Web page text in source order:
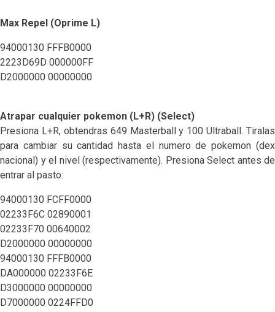
Max Repel (Oprime L)
94000130 FFFB0000
2223D69D 000000FF
D2000000 00000000
Atrapar cualquier pokemon (L+R) (Select)
Presiona L+R, obtendras 649 Masterball y 100 Ultraball. Tiralas
para cambiar su cantidad hasta el numero de pokemon (dex
nacional) y el nivel (respectivamente). Presiona Select antes de
entrar al pasto:
94000130 FCFF0000
02233F6C 02890001
02233F70 00640002
D2000000 00000000
94000130 FFFB0000
DA000000 02233F6E
D3000000 00000000
D7000000 0224FFD0